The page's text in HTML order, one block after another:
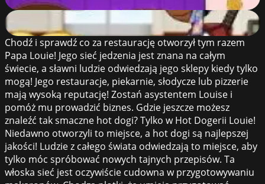
62%
Papa's Taco Mia
61%
Chodź i sprawdź co za restaurację otworzył tym razem
Papa Louie! Jego sieć jedzenia jest znana na całym
świecie, a sławni ludzie odwiedzają jego sklepy kiedy tylko
mogą! Jego restauracje, piekarnie, słodycze lub pizzerie
mają wysoką reputację! Zostań asystentem Louise i
pomóż mu prowadzić biznes. Gdzie jeszcze możesz
znaleźć tak smaczne hot dogi? Tylko w Hot Dogerii Louie!
Niedawno otworzyli to miejsce, a hot dogi są najlepszej
jakości! Ludzie z całego świata odwiedzają to miejsce, aby
tylko móc spróbować nowych tajnych przepisów. Ta
włoska sieć jest oczywiście cudowna w przygotowywaniu